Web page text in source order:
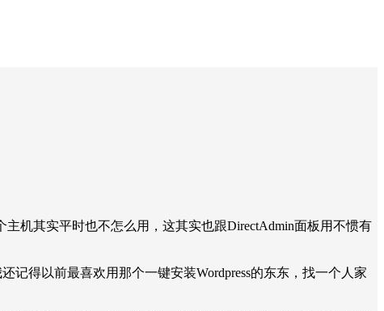
机其实平时也不怎么用，这其实也跟DirectAdmin面板用不惯有
得以前最喜欢用那个一键安装Wordpress的东东，找一个人家